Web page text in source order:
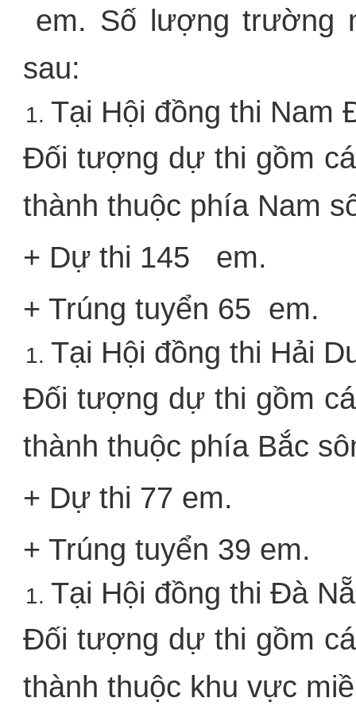
em. Số lượng trường
sau:
Tại Hội đồng thi Nam
Đối tượng dự thi gồm
thành thuộc phía Nam
+ Dự thi 145 em.
+ Trúng tuyển 65 em.
Tại Hội đồng thi Hải
Đối tượng dự thi gồm
thành thuộc phía Bắc
+ Dự thi 77 em.
+ Trúng tuyển 39 em.
Tại Hội đồng thi Đà
Đối tượng dự thi gồm
thành thuộc khu vực